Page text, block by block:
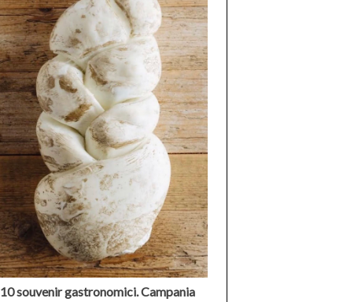
10 souvenir gastronomici. Campania